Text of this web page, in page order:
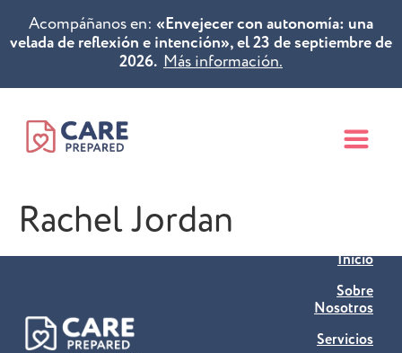
Acompáñanos en: «Envejecer con autonomía: una
velada de reflexión e intención», el 23 de septiembre de
2026. Más información.
Rachel Jordan
Inicio
Sobre
Nosotros
Servicios